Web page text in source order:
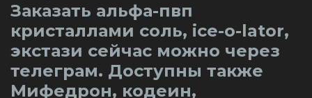
Заказать альфа-пвп
кристаллами соль, ice-o-lator,
экстази сейчас можно через
телеграм. Доступны также
Мифедрон, кодеин,